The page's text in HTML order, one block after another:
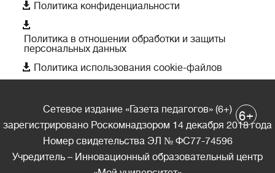
 Политика конфиденциальности

Политика в отношении обработки и защиты
персональных данных
 Политика использования cookie-файлов
Сетевое издание «Газета педагогов» (6+)
зарегистрировано Роскомнадзором 14 декабря 2018 года
Номер свидетельства ЭЛ № ФС77-74596
Учредитель – Инновационный образовательный центр
6+